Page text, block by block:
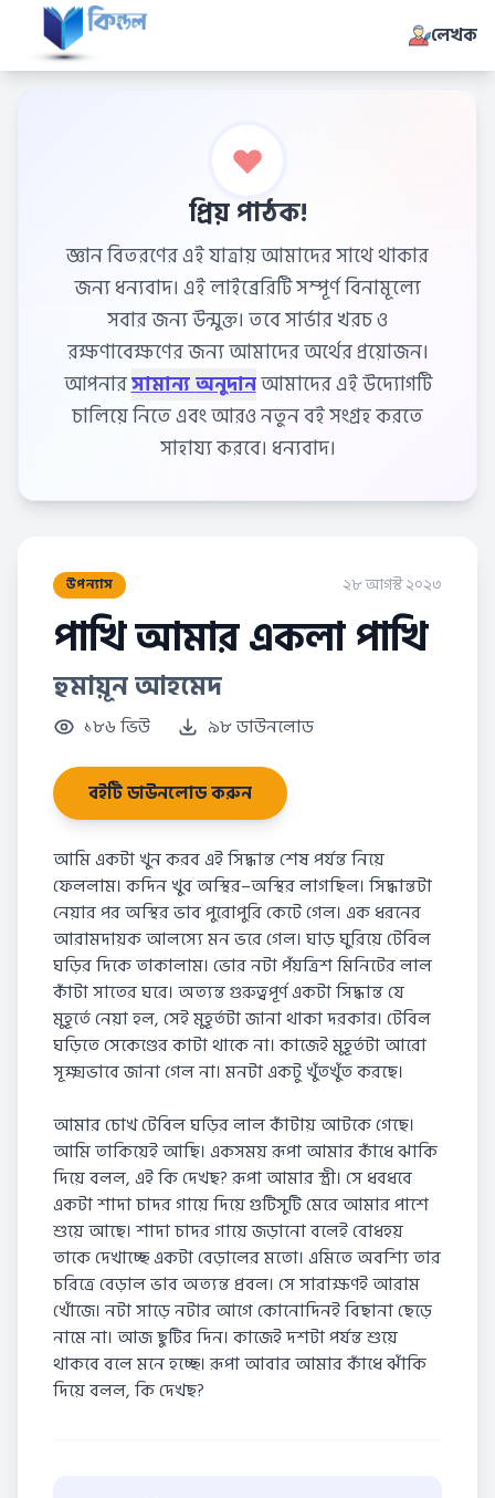
লেখক
প্রিয় পাঠক!
জ্ঞান বিতরণের এই যাত্রায় আমাদের সাথে থাকার
জন্য ধন্যবাদ। এই লাইব্রেরিটি সম্পূর্ণ বিনামূল্যে
সবার জন্য উন্মুক্ত। তবে সার্ভার খরচ ও
রক্ষণাবেক্ষণের জন্য আমাদের অর্থের প্রয়োজন।
আপনার
সামান্য অনুদানআমাদের এই উদ্যোগটি
চালিয়ে নিতে এবং আরও নতুন বই সংগ্রহ করতে
সাহায্য করবে। ধন্যবাদ।
উপন্যাস ২৮ আগস্ট ২০২৩
পাখি আমার একলা পাখি
হুমায়ূন আহমেদ
১৮৬ ভিউ ৯৮ ডাউনলোড
বইটি ডাউনলোড করুন
আমি একটা খুন করব এই সিদ্ধান্ত শেষ পর্যন্ত নিয়ে
ফেললাম। কদিন খুব অস্থির–অস্থির লাগছিল। সিদ্ধান্তটা
নেয়ার পর অস্থির ভাব পুরোপুরি কেটে গেল। এক ধরনের
আরামদায়ক আলস্যে মন ভরে গেল। ঘাড় ঘুরিয়ে টেবিল
ঘড়ির দিকে তাকালাম। ভোর নটা পঁয়ত্রিশ মিনিটের লাল
কাঁটা সাতের ঘরে। অত্যন্ত গুরুত্বপূর্ণ একটা সিদ্ধান্ত যে
মুহূর্তে নেয়া হল, সেই মুহূর্তটা জানা থাকা দরকার। টেবিল
ঘড়িতে সেকেণ্ডের কাটা থাকে না। কাজেই মুহূর্তটা আরো
সূক্ষ্মভাবে জানা গেল না। মনটা একটু খুঁতখুঁত করছে।
আমার চোখ টেবিল ঘড়ির লাল কাঁটায় আটকে গেছে।
আমি তাকিয়েই আছি। একসময় রূপা আমার কাঁধে ঝাকি
দিয়ে বলল, এই কি দেখছ? রূপা আমার স্ত্রী। সে ধবধবে
একটা শাদা চাদর গায়ে দিয়ে গুটিসুটি মেরে আমার পাশে
শুয়ে আছে। শাদা চাদর গায়ে জড়ানো বলেই বোধহয়
তাকে দেখাচ্ছে একটা বেড়ালের মতো। এমিতে অবশ্যি তার
চরিত্রে বেড়াল ভাব অত্যন্ত প্রবল। সে সারাক্ষণই আরাম
খোঁজে। নটা সাড়ে নটার আগে কোনোদিনই বিছানা ছেড়ে
নামে না। আজ ছুটির দিন। কাজেই দশটা পর্যন্ত শুয়ে
থাকবে বলে মনে হচ্ছে। রূপা আবার আমার কাঁধে ঝাঁকি
দিয়ে বলল, কি দেখছ?